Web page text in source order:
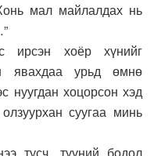
мал майлалдах нь
ирсэн хоёр хүнийг
явахдаа урьд өмнө
нуугдан хоцорсон хэд
суугаа минь